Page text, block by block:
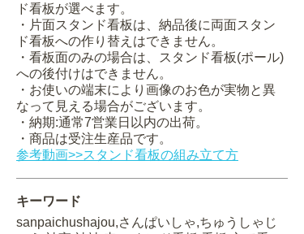
ド看板が選べます。
・片面スタンド看板は、納品後に両面スタン
ド看板への作り替えはできません。
・看板面のみの場合は、スタンド看板(ポール)
への後付けはできません。
・お使いの端末により画像のお色が実物と異
なって見える場合がございます。
・納期:通常7営業日以内の出荷。
・商品は受注生産品です。
参考動画>>スタンド看板の組み立て方
キーワード
sanpaichushajou,さんぱいしゃ,ちゅうしゃじ